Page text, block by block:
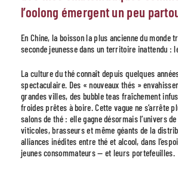
l’oolong émergent un peu
En Chine, la boisson la plus ancienne du monde
seconde jeunesse dans un territoire inattendu :
La culture du thé connaît depuis quelques
spectaculaire. Des « nouveaux thés »
grandes villes, des bubble teas fraîchement
froides prêtes à boire. Cette vague ne s’arrête
salons de thé : elle gagne désormais l’univers de
viticoles, brasseurs et même géants de la
alliances inédites entre thé et alcool, dans
jeunes consommateurs — et leurs portefeuilles.